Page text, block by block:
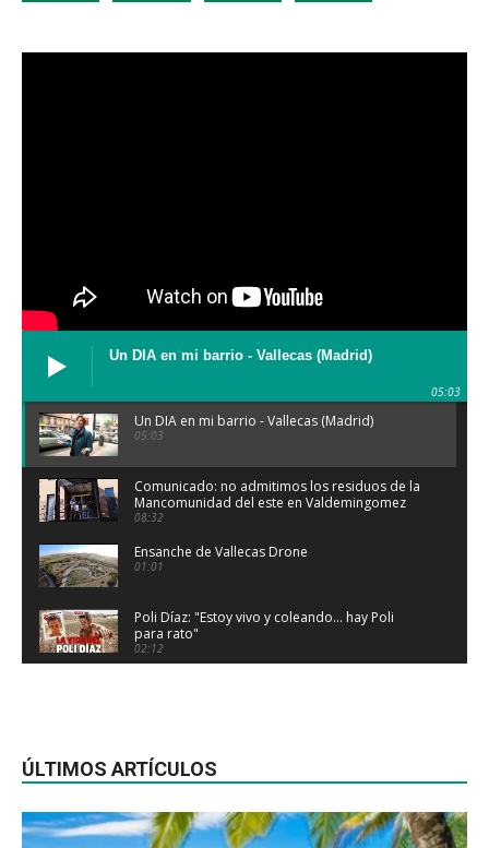
Un DIA en mi barrio - Vallecas (Madrid)
05:03
Un DIA en mi barrio - Vallecas (Madrid)
05:03
Comunicado: no admitimos los residuos de la
Mancomunidad del este en Valdemingomez
08:32
Ensanche de Vallecas Drone
01:01
Poli Díaz: "Estoy vivo y coleando... hay Poli
para rato"
02:12
Naval
01:57
¿Te acuerdas? - La batalla naval de Vallecas |
RTVE Archivo
ÚLTIMOS ARTÍCULOS